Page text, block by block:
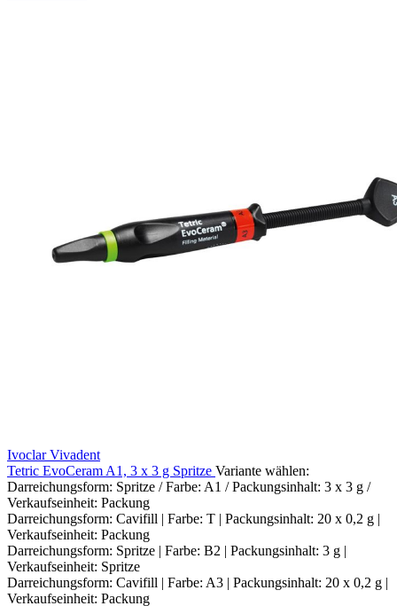
Ivoclar Vivadent
Tetric EvoCeram A1, 3 x 3 g Spritze Variante wählen:
Darreichungsform: Spritze / Farbe: A1 / Packungsinhalt: 3 x 3 g /
Verkaufseinheit: Packung
Darreichungsform: Cavifill | Farbe: T | Packungsinhalt: 20 x 0,2 g |
Verkaufseinheit: Packung
Darreichungsform: Spritze | Farbe: B2 | Packungsinhalt: 3 g |
Verkaufseinheit: Spritze
Darreichungsform: Cavifill | Farbe: A3 | Packungsinhalt: 20 x 0,2 g |
Verkaufseinheit: Packung